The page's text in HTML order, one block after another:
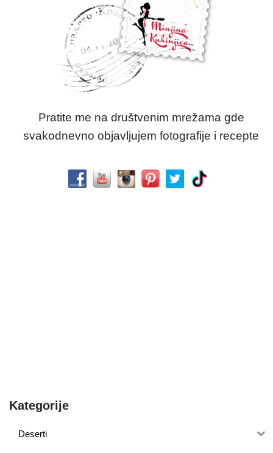
Pratite me na društvenim mrežama gde
svakodnevno objavljujem fotografije i recepte
Kategorije
Deserti